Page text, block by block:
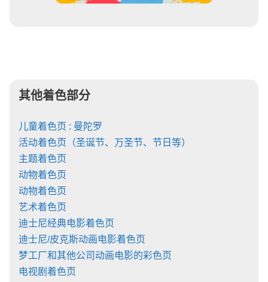
其他着色部分
儿童着色页 : 曼陀罗
活动着色页（圣诞节、万圣节、节日等）
主题着色页
动物着色页
动物着色页
艺术着色页
迪士尼经典电影着色页
迪士尼/皮克斯动画电影着色页
梦工厂和其他公司动画电影的彩色页
电视剧着色页